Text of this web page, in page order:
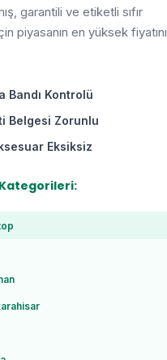
garantili ve etiketli sıfır
piyasanın en yüksek fiyatını
Bandı Kontrolü
Belgesi Zorunlu
Eksiksiz
Kategorileri: